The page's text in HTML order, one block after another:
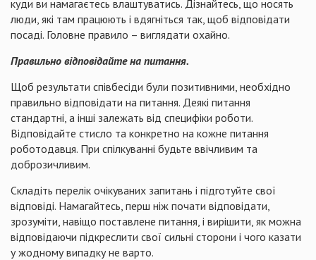
куди ви намагаєтесь влаштуватись. Дізнайтесь, що носять
люди, які там працюють і вдягніться так, щоб відповідати
посаді. Головне правило – виглядати охайно.
Правильно відповідайте на питання.
Щоб результати співбесіди були позитивними, необхідно
правильно відповідати на питання. Деякі питання
стандартні, а інші залежать від специфіки роботи.
Відповідайте стисло та конкретно на кожне питання
роботодавця. При спілкуванні будьте ввічливим та
доброзичливим.
Складіть перелік очікуваних запитань і підготуйте свої
відповіді. Намагайтесь, перш ніж почати відповідати,
зрозуміти, навіщо поставлене питання, і вирішити, як можна
відповідаючи підкреслити свої сильні сторони і чого казати
у жодному випадку не варто.